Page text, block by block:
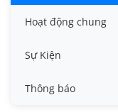
Hoạt động chung
Tin công tác
Tin đào tạo
Sự Kiện
Thông báo